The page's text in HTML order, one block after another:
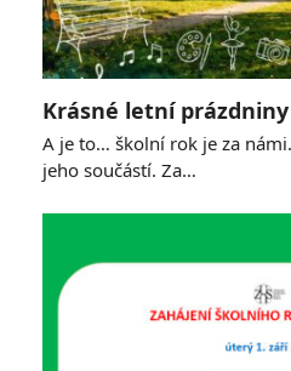
Krásné letní prázdniny
A je to… školní rok je za
jeho součástí. Za…